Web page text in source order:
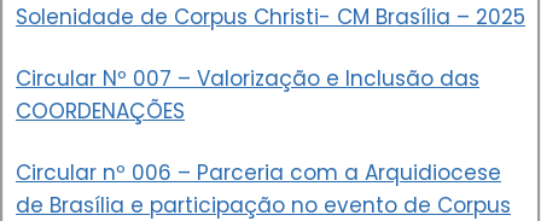
Solenidade de Corpus Christi- CM Brasília – 2025
Circular Nº 007 – Valorização e Inclusão das
COORDENAÇÕES
Circular nº 006 – Parceria com a Arquidiocese
de Brasília e participação no evento de Corpus